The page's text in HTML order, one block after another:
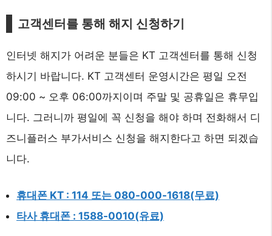
고객센터를 통해 해지 신청하기
인터넷 해지가 어려운 분들은 KT 고객센터를 통해 신청
하시기 바랍니다. KT 고객센터 운영시간은 평일 오전
09:00 ~ 오후 06:00까지이며 주말 및 공휴일은 휴무입
니다. 그러니까 평일에 꼭 신청을 해야 하며 전화해서 디
즈니플러스 부가서비스 신청을 해지한다고 하면 되겠습
니다.
휴대폰 KT : 114 또는 080-000-1618(무료)
타사 휴대폰 : 1588-0010(유료)